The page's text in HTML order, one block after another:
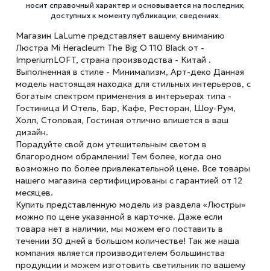
носит справочный характер и основывается на последних,
доступных к моменту публикации, сведениях.
Магазин LaLume представляет вашему вниманию
Люстра Mi Heracleum The Big O 110 Black от -
ImperiumLOFT, страна производства - Китай .
Выполненная в стиле - Минимализм, Арт-деко Данная
модель настоящая находка для стильных интерьеров, с
богатым спектром применения в интерьерах типа -
Гостиница И Отель, Бар, Кафе, Ресторан, Шоу-Рум,
Холл, Столовая, Гостиная отлично впишется в ваш
дизайн.
Порадуйте свой дом утешительным светом в
благородном обрамлении! Тем более, когда оно
возможно по более привлекательной цене. Все товары
нашего магазина сертифицированы с гарантией от 12
месяцев.
Купить представленную модель из раздела «Люстры»
можно по цене указанной в карточке. Даже если
товара нет в наличии, мы можем его поставить в
течении 30 дней в большом количестве! Так же наша
компания является производителем большинства
продукции и можем изготовить светильник по вашему